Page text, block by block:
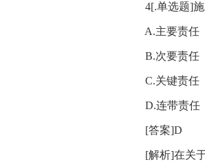
4[.单选题]施工
A.主要责任
B.次要责任
C.关键责任
D.连带责任
[答案]D
[解析]在关于